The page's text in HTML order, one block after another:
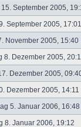
15. September 2005,
September 2005,
November 2005, 15:40
8. Dezember 2005,
Dezember 2005,
Dezember 2005, 14:11
5. Januar 2006, 16:48
8. Januar 2006, 19:12